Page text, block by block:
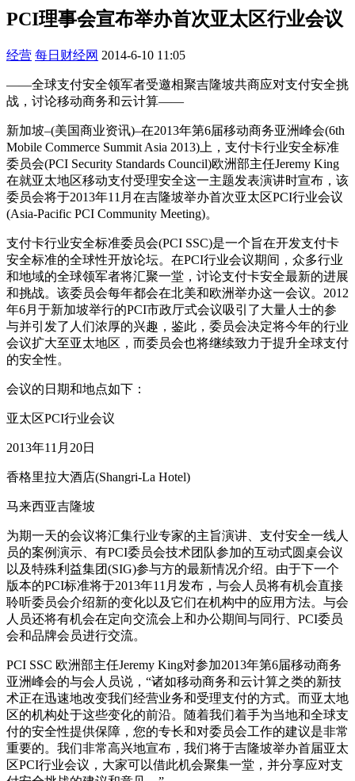
PCI理事会宣布举办首次亚太区行业会议
经营 每日财经网 2014-6-10 11:05
——全球支付安全领军者受邀相聚吉隆坡共商应对支付安全挑
战，讨论移动商务和云计算——
新加坡–(美国商业资讯)–在2013年第6届移动商务亚洲峰会(6th
Mobile Commerce Summit Asia 2013)上，支付卡行业安全标准
委员会(PCI Security Standards Council)欧洲部主任Jeremy King
在就亚太地区移动支付受理安全这一主题发表演讲时宣布，该
委员会将于2013年11月在吉隆坡举办首次亚太区PCI行业会议
(Asia-Pacific PCI Community Meeting)。
支付卡行业安全标准委员会(PCI SSC)是一个旨在开发支付卡
安全标准的全球性开放论坛。在PCI行业会议期间，众多行业
和地域的全球领军者将汇聚一堂，讨论支付卡安全最新的进展
和挑战。该委员会每年都会在北美和欧洲举办这一会议。2012
年6月于新加坡举行的PCI市政厅式会议吸引了大量人士的参
与并引发了人们浓厚的兴趣，鉴此，委员会决定将今年的行业
会议扩大至亚太地区，而委员会也将继续致力于提升全球支付
的安全性。
会议的日期和地点如下：
亚太区PCI行业会议
2013年11月20日
香格里拉大酒店(Shangri-La Hotel)
马来西亚吉隆坡
为期一天的会议将汇集行业专家的主旨演讲、支付安全一线人
员的案例演示、有PCI委员会技术团队参加的互动式圆桌会议
以及特殊利益集团(SIG)参与方的最新情况介绍。由于下一个
版本的PCI标准将于2013年11月发布，与会人员将有机会直接
聆听委员会介绍新的变化以及它们在机构中的应用方法。与会
人员还将有机会在定向交流会上和办公期间与同行、PCI委员
会和品牌会员进行交流。
PCI SSC 欧洲部主任Jeremy King对参加2013年第6届移动商务
亚洲峰会的与会人员说，“诸如移动商务和云计算之类的新技
术正在迅速地改变我们经营业务和受理支付的方式。而亚太地
区的机构处于这些变化的前沿。随着我们着手为当地和全球支
付的安全性提供保障，您的专长和对委员会工作的建议是非常
重要的。我们非常高兴地宣布，我们将于吉隆坡举办首届亚太
区PCI行业会议，大家可以借此机会聚集一堂，并分享应对支